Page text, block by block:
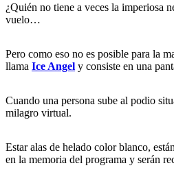
¿Quién no tiene a veces la imperiosa
vuelo…
Pero como eso no es posible para la
llama Ice Angel y consiste en una
Cuando una persona sube al podio
milagro virtual.
Estar alas de helado color blanco,
en la memoria del programa y serán